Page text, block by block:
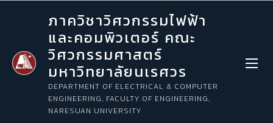
ภาควิชาวิศวกรรมไฟฟ้า
และคอมพิวเตอร์ คณะ
วิศวกรรมศาสตร์
มหาวิทยาลัยนเรศวร
DEPARTMENT OF ELECTRICAL & COMPUTER
ENGINEERING, FACULTY OF ENGINEERING,
NARESUAN UNIVERSITY